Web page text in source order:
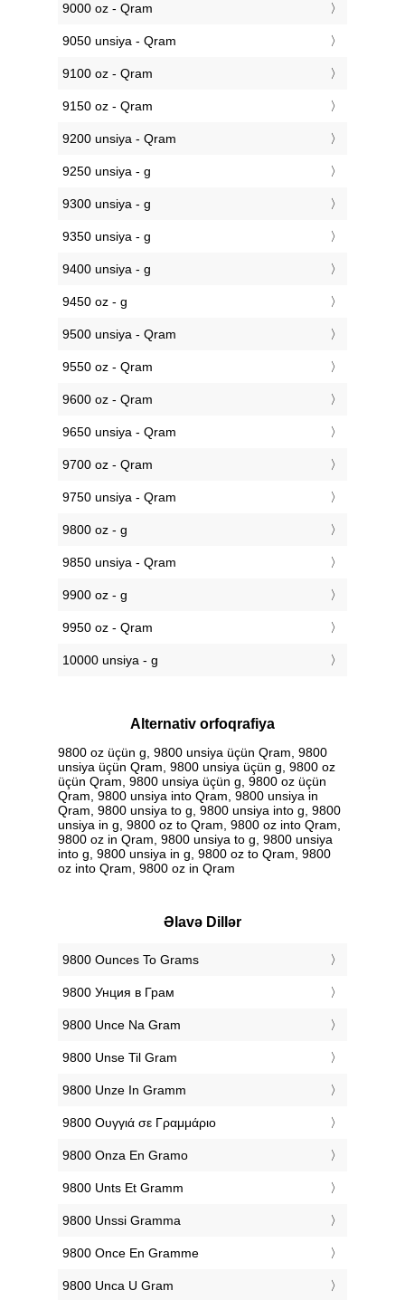
9000 oz - Qram
9050 unsiya - Qram
9100 oz - Qram
9150 oz - Qram
9200 unsiya - Qram
9250 unsiya - g
9300 unsiya - g
9350 unsiya - g
9400 unsiya - g
9450 oz - g
9500 unsiya - Qram
9550 oz - Qram
9600 oz - Qram
9650 unsiya - Qram
9700 oz - Qram
9750 unsiya - Qram
9800 oz - g
9850 unsiya - Qram
9900 oz - g
9950 oz - Qram
10000 unsiya - g
Alternativ orfoqrafiya
9800 oz üçün g, 9800 unsiya üçün Qram, 9800
unsiya üçün Qram, 9800 unsiya üçün g, 9800 oz
üçün Qram, 9800 unsiya üçün g, 9800 oz üçün
Qram, 9800 unsiya into Qram, 9800 unsiya in
Qram, 9800 unsiya to g, 9800 unsiya into g, 9800
unsiya in g, 9800 oz to Qram, 9800 oz into Qram,
9800 oz in Qram, 9800 unsiya to g, 9800 unsiya
into g, 9800 unsiya in g, 9800 oz to Qram, 9800
oz into Qram, 9800 oz in Qram
Əlavə Dillər
‎9800 Ounces To Grams
‎9800 Унция в Грам
‎9800 Unce Na Gram
‎9800 Unse Til Gram
‎9800 Unze In Gramm
‎9800 Ουγγιά σε Γραμμάριο
‎9800 Onza En Gramo
‎9800 Unts Et Gramm
‎9800 Unssi Gramma
‎9800 Once En Gramme
‎9800 Unca U Gram